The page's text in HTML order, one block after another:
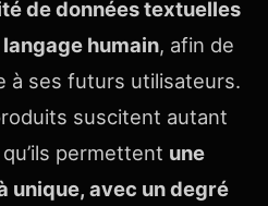
de données textuelles
humain, afin de
à ses futurs utilisateurs.
suscitent autant
permettent une
unique, avec un degré